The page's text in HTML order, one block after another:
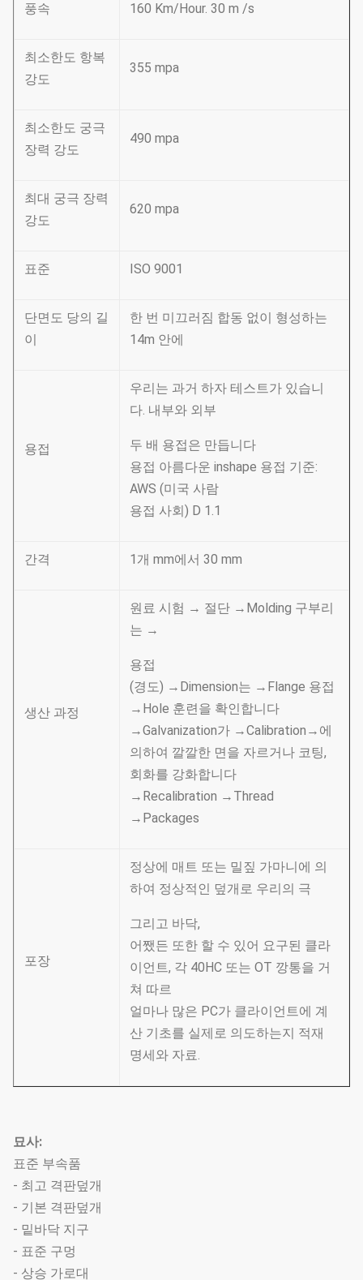
풍속 160 Km/Hour. 30 m /s
최소한도 항복
강도
355 mpa
최소한도 궁극
장력 강도
490 mpa
최대 궁극 장력
강도
620 mpa
표준 ISO 9001
단면도 당의 길
이
한 번 미끄러짐 합동 없이 형성하는
14m 안에
용접
우리는 과거 하자 테스트가 있습니
다. 내부와 외부
두 배 용접은 만듭니다
용접 아름다운 inshape 용접 기준:
AWS (미국 사람
용접 사회) D 1.1
간격 1개 mm에서 30 mm
생산 과정
원료 시험 → 절단 →Molding 구부리
는 →
용접
(경도) →Dimension는 →Flange 용접
→Hole 훈련을 확인합니다
→Galvanization가 →Calibration→에
의하여 깔깔한 면을 자르거나 코팅,
회화를 강화합니다
→Recalibration →Thread
→Packages
포장
정상에 매트 또는 밀짚 가마니에 의
하여 정상적인 덮개로 우리의 극
그리고 바닥,
어쨌든 또한 할 수 있어 요구된 클라
이언트, 각 40HC 또는 OT 깡통을 거
쳐 따르
얼마나 많은 PC가 클라이언트에 계
산 기초를 실제로 의도하는지 적재
명세와 자료.
묘사:
표준 부속품
- 최고 격판덮개
- 기본 격판덮개
- 밑바닥 지구
- 표준 구멍
- 상승 가로대